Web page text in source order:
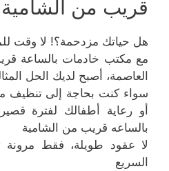
قريب من الشامية
هل حياتك مزدحمة؟! لا وقت
مع مكتب خادمات بالساعة
العاصمة، أصبح لديك الحل
سواء كنت بحاجة إلى تنظيف
أو رعاية أطفالك لفترة
بالساعه قريب من الشامية
لا عقود طويلة، فقط
السريع